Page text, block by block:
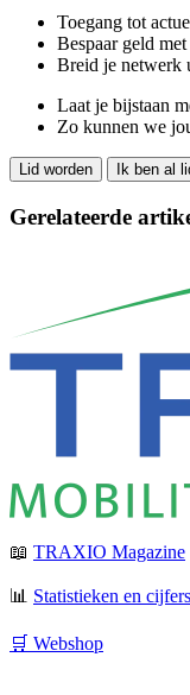
Toegang tot
Bespaar geld
Breid je netwerk
Laat je bijstaan
Zo kunnen we
Lid worden Ik ben al
Gerelateerde
📖 TRAXIO Magazine
📊 Statistieken en cijfers
🛒 Webshop